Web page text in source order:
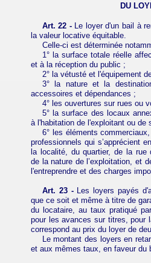
DU
Art. 22 -Le loyer d'un bail à
la valeur locative équitable.
Celle-ci est déterminée
1° la surface totale réelle
et à la réception du public ;
2° la vétusté et l'équipement
3° la nature et la
accessoires et dépendances ;
4° les ouvertures sur rues ou
5° la surface des locaux
à l'habitation de l'exploitant ou de
6° les éléments
professionnels qui s’apprécient
la localité, du quartier, de la rue
de la nature de l’exploitation, et
l'entreprendre et des charges
Art. 23 -Les loyers payés
que ce soit et même à titre de
du locataire, au taux pratiqué
pour les avances sur titres, pour
correspond au prix du loyer de
Le montant des loyers en
et aux mêmes taux, en faveur du